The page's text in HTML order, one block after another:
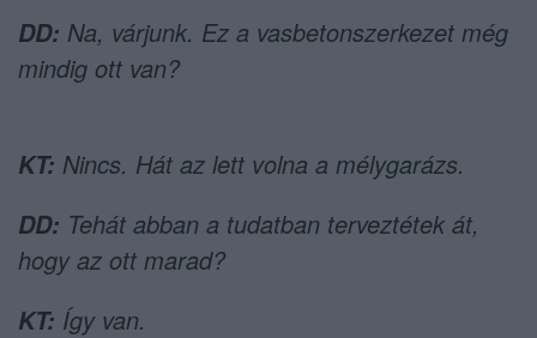
DD: Na, várjunk. Ez a vasbetonszerkezet még
mindig ott van?
KT: Nincs. Hát az lett volna a mélygarázs.
DD: Tehát abban a tudatban terveztétek át,
hogy az ott marad?
KT: Így van.